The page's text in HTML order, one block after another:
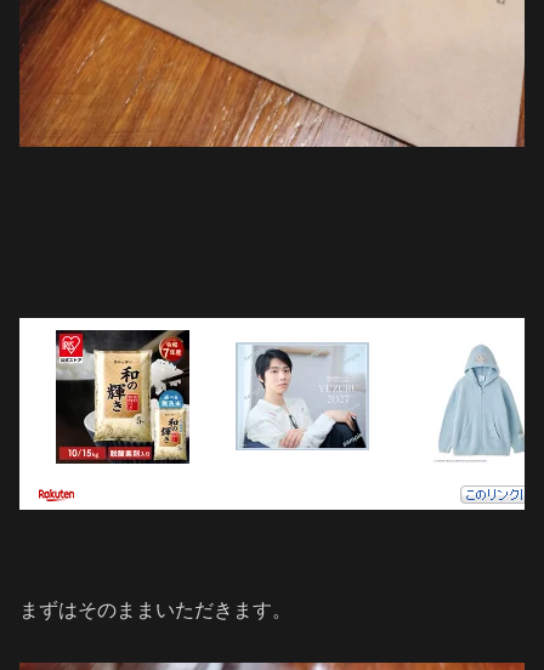
まずはそのままいただきます。